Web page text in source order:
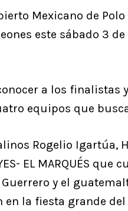
Mexicano de
este sábado 3
a los finalistas
equipos que
Rogelio Igartúa,
EL MARQUÉS que
y el
la fiesta grande del